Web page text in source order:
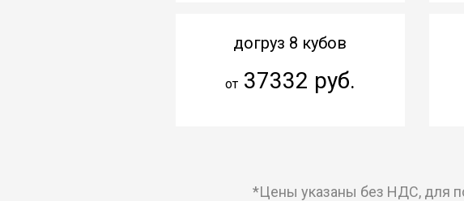
догруз 8 кубов
от37332 руб.
*Цены указаны без НДС, для